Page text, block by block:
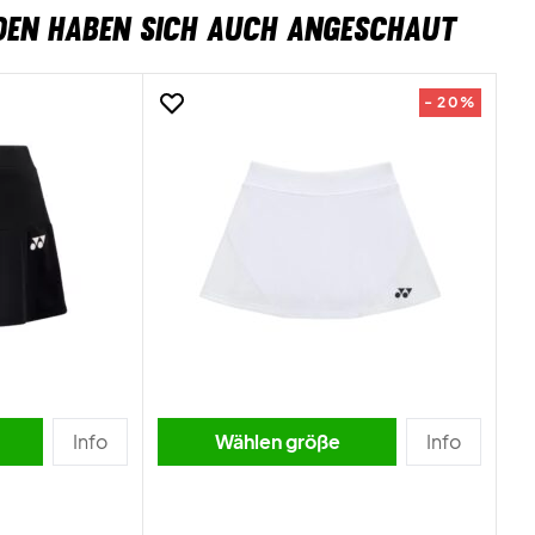
HABEN SICH AUCH ANGESCHAUT
Info
- 20%
Wählen größe Info